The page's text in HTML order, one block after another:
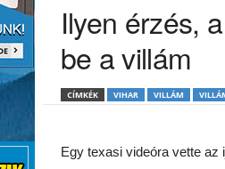
Ilyen érzés,
be a villám
CÍMKÉK VIHAR VILLÁM
Egy texasi videóra vette az